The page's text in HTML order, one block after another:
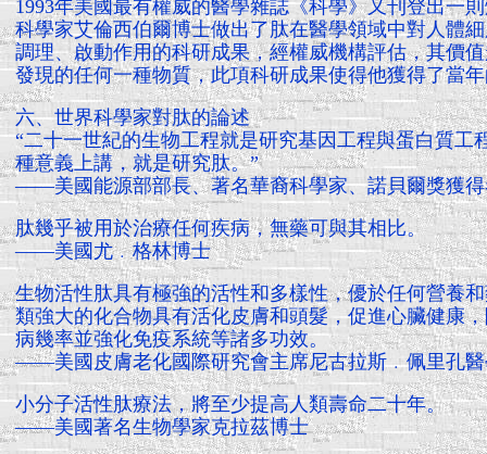
1993年美國最有權威的醫學雜誌《科學》又刊登出一
科學家艾倫西伯爾博士做出了肽在醫學領域中對人體
調理、啟動作用的科研成果，經權威機構評估，其價
發現的任何一種物質，此項科研成果使得他獲得了當
六、世界科學家對肽的論述
“二十一世紀的生物工程就是研究基因工程與蛋白質工
種意義上講，就是研究肽。”
——美國能源部部長、著名華裔科學家、諾貝爾獎獲
肽幾乎被用於治療任何疾病，無藥可與其相比。
——美國尤﹒格林博士
生物活性肽具有極強的活性和多樣性，優於任何營養
類強大的化合物具有活化皮膚和頭髮，促進心臟健康
病幾率並強化免疫系統等諸多功效。
——美國皮膚老化國際研究會主席尼古拉斯﹒佩里孔
小分子活性肽療法，將至少提高人類壽命二十年。
——美國著名生物學家克拉茲博士